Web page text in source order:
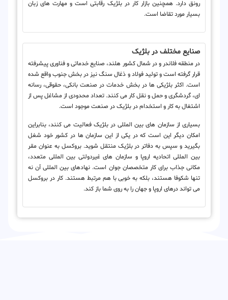
رونق دارد. همچنین بازار کار در بلژیک رقابتی است و مهارت های زبان
بسیار مورد تقاضا است.
صنایع مختلف در بلژیک
در منطقه فلاندر و در شمال کشور هلند، صنایع خدماتی و فناوری پیشرفته
قرار گرفته است و تولید فولاد و ذغال سنگ نیز در بخش جنوب واقع شده
است. اکثر بلژیکی ها در بخش خدمات در صنعت بانکی، حقوقی، رسانه
ای، گردشگری و حمل و نقل کار می کنند. تعداد محدودی از مشاغل پس از
اشتغال به کار و استخدام در بلژیک در صنعت موجود است.
بسیاری از سازمان های بین المللی در بلژیک فعالیت می کنند، بنابراین
امکان دیگر این است که در یکی از این سازمان ها در کشور خود شغل
بگیرید و سپس به دفاتر در بلژیک منتقل شوید. بروکسل به عنوان مقر
بین المللی اتحادیه اروپا و سازمان های غیردولتی بین المللی متعدد،
مکانی جذاب برای کار متخصصان جوان است. نهادهای بین المللی آن نه
تنها شکوفا هستند، بلکه به خوبی با هم مرتبط هستند. کار در بروکسل
می تواند درهای اروپا و جهان را به روی شما باز کند.